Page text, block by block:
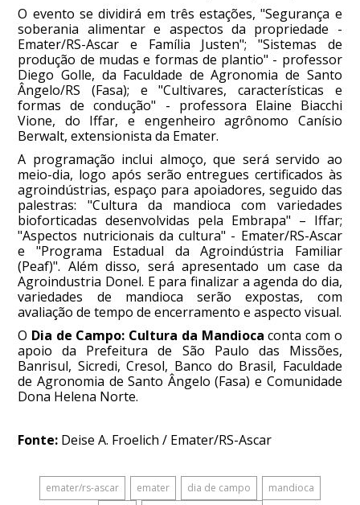
O evento se dividirá em três estações, "Segurança e
soberania alimentar e aspectos da propriedade -
Emater/RS-Ascar e Família Justen"; "Sistemas de
produção de mudas e formas de plantio" - professor
Diego Golle, da Faculdade de Agronomia de Santo
Ângelo/RS (Fasa); e "Cultivares, características e
formas de condução" - professora Elaine Biacchi
Vione, do Iffar, e engenheiro agrônomo Canísio
Berwalt, extensionista da Emater.
A programação inclui almoço, que será servido ao
meio-dia, logo após serão entregues certificados às
agroindústrias, espaço para apoiadores, seguido das
palestras: "Cultura da mandioca com variedades
bioforticadas desenvolvidas pela Embrapa" – Iffar;
"Aspectos nutricionais da cultura" - Emater/RS-Ascar
e "Programa Estadual da Agroindústria Familiar
(Peaf)". Além disso, será apresentado um case da
Agroindustria Donel. E para finalizar a agenda do dia,
variedades de mandioca serão expostas, com
avaliação de tempo de encerramento e aspecto visual.
O Dia de Campo: Cultura da Mandioca conta com o
apoio da Prefeitura de São Paulo das Missões,
Banrisul, Sicredi, Cresol, Banco do Brasil, Faculdade
de Agronomia de Santo Ângelo (Fasa) e Comunidade
Dona Helena Norte.
Fonte: Deise A. Froelich / Emater/RS-Ascar
emater/rs-ascar emater dia de campo
mandioca